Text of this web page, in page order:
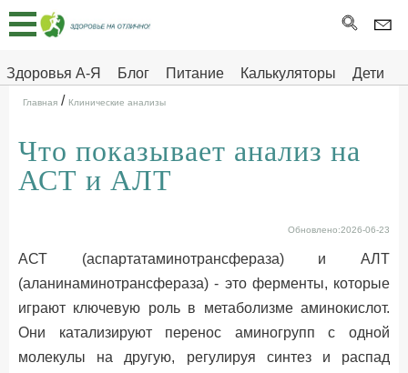
Здоровья А-Я Блог Питание Калькуляторы
Дети
Здоровье на отлично
Главная
Тесты
Про
ДЕТЯМ
Главная / Клинические анализы
Что показывает анализ на
АСТ и АЛТ
Обновлено:2026-06-23
АСТ (аспартатаминотрансфераза) и АЛТ
(аланинаминотрансфераза) - это ферменты, которые
играют ключевую роль в метаболизме аминокислот.
Они катализируют перенос аминогрупп с одной
молекулы на другую, регулируя синтез и распад